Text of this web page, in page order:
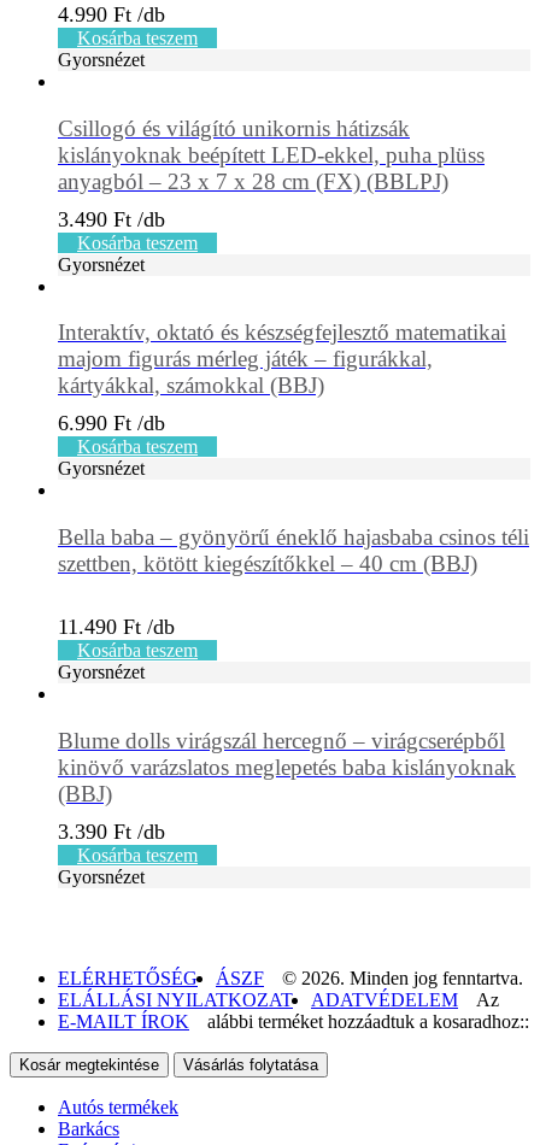
4.990 Ft
Kosárba teszem
Gyorsnézet
Csillogó és világító unikornis hátizsák
kislányoknak beépített LED-ekkel, puha plüss
anyagból – 23 x 7 x 28 cm (FX) (BBLPJ)
3.490 Ft
Kosárba teszem
Gyorsnézet
Interaktív, oktató és készségfejlesztő matematikai
majom figurás mérleg játék – figurákkal,
kártyákkal, számokkal (BBJ)
6.990 Ft
Kosárba teszem
Gyorsnézet
Bella baba – gyönyörű éneklő hajasbaba csinos téli
szettben, kötött kiegészítőkkel – 40 cm (BBJ)
11.490 Ft
Kosárba teszem
Gyorsnézet
Blume dolls virágszál hercegnő – virágcserépből
kinövő varázslatos meglepetés baba kislányoknak
(BBJ)
3.390 Ft
Kosárba teszem
Gyorsnézet
ELÉRHETŐSÉG
ÁSZF
ELÁLLÁSI NYILATKOZAT
ADATVÉDELEM
E-MAILT ÍROK
© 2026. Minden jog fenntartva.
Az
alábbi terméket hozzáadtuk a kosaradhoz::
Kosár megtekintése Vásárlás folytatása
Autós termékek
Barkács